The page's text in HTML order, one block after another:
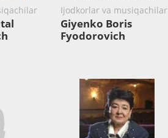
Ijodkorlar va musiqachilar
Giyenko Boris
Fyodorovich